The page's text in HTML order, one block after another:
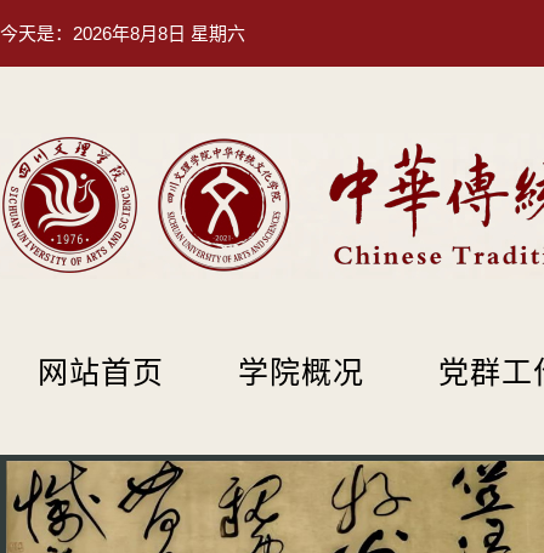
今天是： 2026年8月8日 星期六
网站首页 学院概况 党群工